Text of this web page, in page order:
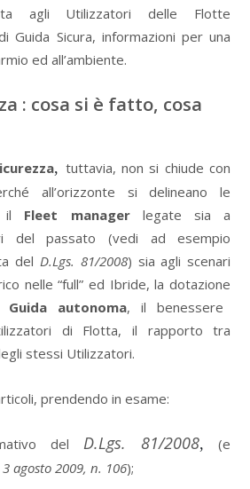
agli Utilizzatori delle Flotte
Guida Sicura, informazioni per una
ed all’ambiente.
: cosa si è fatto, cosa
, tuttavia, non si chiude con
all’orizzonte si delineano le
il Fleet managerlegate sia a
del passato (vedi ad esempio
del D.Lgs. 81/2008) sia agli scenari
nelle “full” ed Ibride, la dotazione
Guida autonoma, il benessere
di Flotta, il rapporto tra
stessi Utilizzatori.
prendendo in esame:
delD.Lgs. 81/2008, (e
3 agosto 2009, n. 106);